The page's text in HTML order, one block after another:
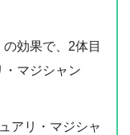
効果で、2体目
マジシャン
アリ・マジシャ